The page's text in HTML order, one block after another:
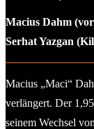
Macius Dahm
Serhat Yazgan
Macius „Maci“
verlängert. Der
seinem Wechsel